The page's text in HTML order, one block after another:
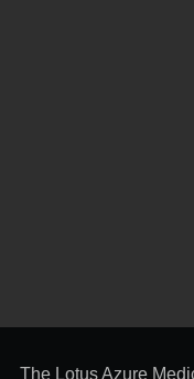
© 2026 The Lotus Azure